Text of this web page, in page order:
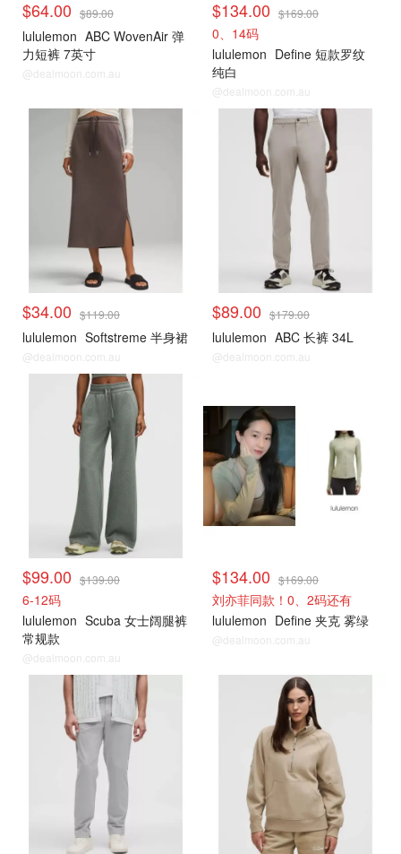
$64.00 $89.00
lululemon ABC WovenAir 弹
力短裤 7英寸
@dealmoon.com.au
$134.00 $169.00
0、14码
lululemon Define 短款罗纹
纯白
@dealmoon.com.au
$34.00 $119.00
lululemon Softstreme 半身裙
@dealmoon.com.au
$89.00 $179.00
lululemon ABC 长裤 34L
@dealmoon.com.au
$99.00 $139.00
6-12码
lululemon Scuba 女士阔腿裤
常规款
@dealmoon.com.au
$134.00 $169.00
刘亦菲同款！0、2码还有
lululemon Define 夹克 雾绿
@dealmoon.com.au